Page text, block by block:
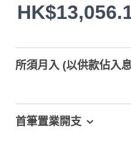
所須月入 (以供款佔入
首筆置業開支